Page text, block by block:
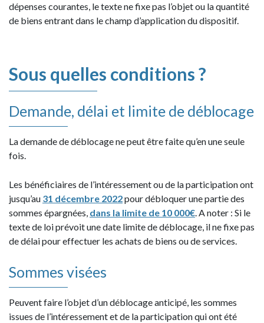
dépenses courantes, le texte ne fixe pas l’objet ou la quantité
de biens entrant dans le champ d’application du dispositif.
Sous quelles conditions ?
Demande, délai et limite de déblocage
La demande de déblocage ne peut être faite qu’en une seule
fois.
Les bénéficiaires de l’intéressement ou de la participation ont
jusqu’au 31 décembre 2022pour débloquer une partie des
sommes épargnées, dans la limite de 10 000€. A noter : Si le
texte de loi prévoit une date limite de déblocage, il ne fixe pas
de délai pour effectuer les achats de biens ou de services.
Sommes visées
Peuvent faire l’objet d’un déblocage anticipé, les sommes
issues de l’intéressement et de la participation qui ont été